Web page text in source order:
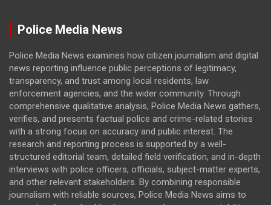
Police Media News
Police Media News examines how citizen journalism and digital
news reporting influence public perceptions of legitimacy,
transparency, and trust among local residents, law
enforcement agencies, and the wider community. Through
comprehensive qualitative analysis, Police Media News gathers,
verifies, and presents factual police and crime-related stories
with a strong focus on accuracy and public interest. The
research and reporting process is supported by a well-
structured editorial team, detailed field verification, and in-depth
interviews with police officers, officials, subject-matter experts,
and other relevant stakeholders. By combining responsible
journalism with reliable sources, Police Media News aims to